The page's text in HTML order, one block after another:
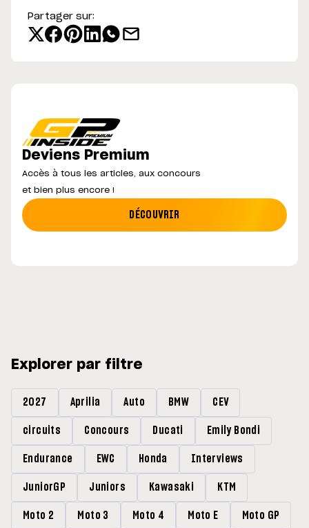
Partager sur:
Deviens Premium
Accès à tous les articles, aux concours
et bien plus encore !
DÉCOUVRIR
Explorer par filtre
2027 Aprilia Auto BMW CEV
circuits Concours Ducati Emily Bondi
Endurance EWC Honda Interviews
JuniorGP Juniors Kawasaki KTM
Moto 2 Moto 3 Moto 4 Moto E Moto GP